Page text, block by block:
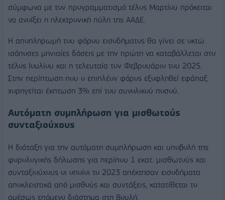
σύμφωνα με τον προγραμματισμό τέλος Μαρτίου πρόκειται
να ανοίξει η ηλεκτρονική πύλη της ΑΑΔΕ.
Η αποπληρωμή του φόρου εισοδήματος θα γίνει σε οκτώ
ισόποσες μηνιαίες δόσεις με την πρώτη να καταβάλλεται στο
τέλος Ιουλίου και η τελευταία τον Φεβρουάριο του 2025.
Στην περίπτωση που ο επιπλέον φόρος εξοφληθεί εφάπαξ
χορηγείται έκπτωση 3% επί του συνολικού ποσού.
Αυτόματη συμπλήρωση για μισθωτούς
συνταξιούχους
H διάταξη για την αυτόματη συμπλήρωση και υποβολή της
φορολογικής δήλωσης για περίπου 1 εκατ. μισθωτούς και
συνταξιούχους οι οποίοι το 2023 απέκτησαν εισοδήματα
αποκλειστικά από μισθούς και συντάξεις, κατατίθεται το
αμέσως επόμενο διάστημα στη Βουλή.